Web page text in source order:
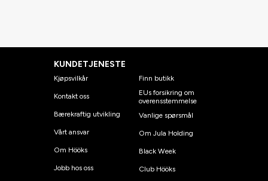
KUNDETJENESTE
Kjøpsvilkår
Kontakt oss
Bærekraftig utvikling
Vårt ansvar
Om Hööks
Jobb hos oss
Finn butikk
EUs forsikring om
overensstemmelse
Vanlige spørsmål
Om Jula Holding
Black Week
Club Hööks